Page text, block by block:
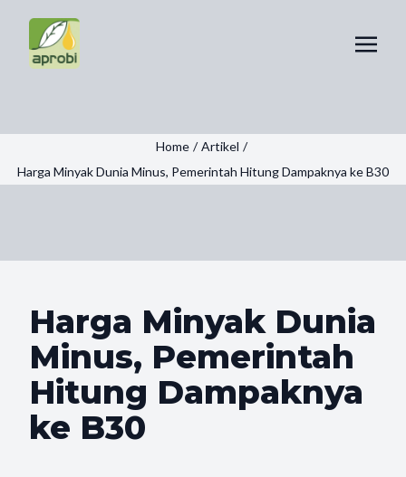
Home / Artikel /
Harga Minyak Dunia Minus, Pemerintah Hitung Dampaknya ke B30
Harga Minyak Dunia
Minus, Pemerintah
Hitung Dampaknya
ke B30